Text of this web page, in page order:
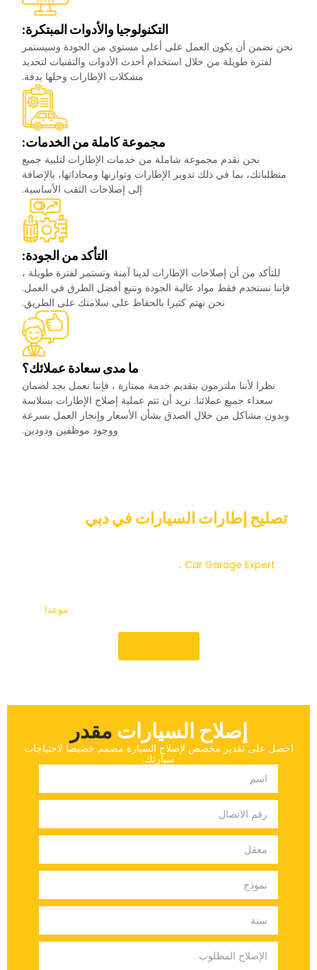
‏التكنولوجيا والأدوات المبتكرة:‏
‏نحن نضمن أن يكون العمل على أعلى مستوى من الجودة وسيستمر
لفترة طويلة من خلال استخدام أحدث الأدوات والتقنيات لتحديد
مشكلات الإطارات وحلها بدقة.‏
‏مجموعة كاملة من الخدمات:‏
‏نحن نقدم مجموعة شاملة من خدمات الإطارات لتلبية جميع
متطلباتك، بما في ذلك تدوير الإطارات وتوازنها ومحاذاتها، بالإضافة
إلى إصلاحات الثقب الأساسية.‏
‏التأكد من الجودة:‏
‏للتأكد من أن إصلاحات الإطارات لدينا آمنة وتستمر لفترة طويلة ،
فإننا نستخدم فقط مواد عالية الجودة ونتبع أفضل الطرق في العمل.
نحن نهتم كثيرا بالحفاظ على سلامتك على الطريق.‏
‏ما مدى سعادة عملائك؟‏
‏نظرا لأننا ملتزمون بتقديم خدمة ممتازة ، فإننا نعمل بجد لضمان
سعداء جميع عملائنا. نريد أن تتم عملية إصلاح الإطارات بسلاسة
وبدون مشاكل من خلال الصدق بشأن الأسعار وإنجاز العمل بسرعة
ووجود موظفين ودودين.‏
‏تصليح إطارات السيارات في دبي‏
كراج السيارات‏
‏موعدا‏
إصلاح السيارات ‏مقدر‏
‏احصل على تقدير مخصص لإصلاح السيارة مصمم خصيصا لاحتياجات
سيارتك.‏